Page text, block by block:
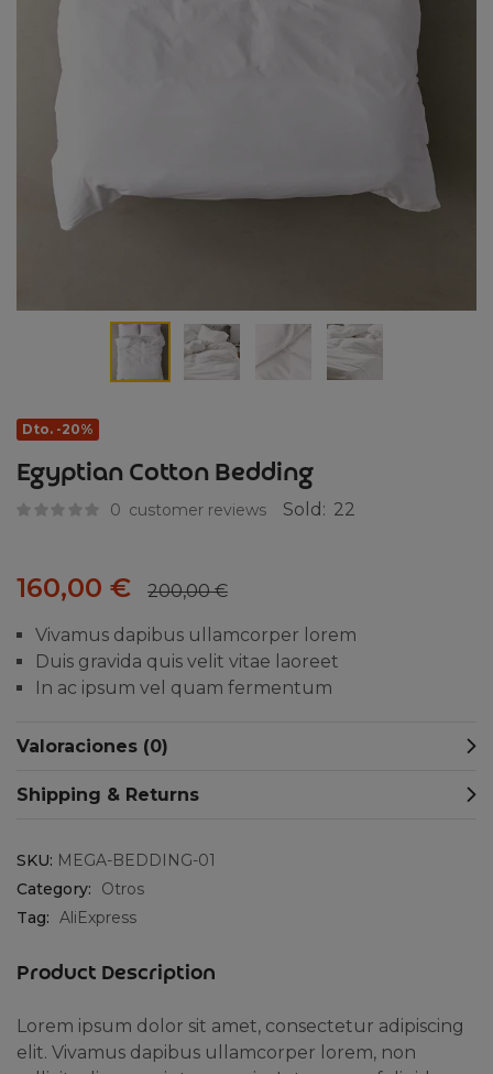
Egyptian Cotton Bedding
Dto. -20%
0 customer reviews Sold: 22
160,00 € 200,00€
Vivamus dapibus ullamcorper lorem
Duis gravida quis velit vitae laoreet
In ac ipsum vel quam fermentum
Valoraciones (0)
Shipping & Returns
SKU: MEGA-BEDDING-01
Category:
Otros
Tag: AliExpress
Product Description
Lorem ipsum dolor sit amet, consectetur adipiscing
elit. Vivamus dapibus ullamcorper lorem, non